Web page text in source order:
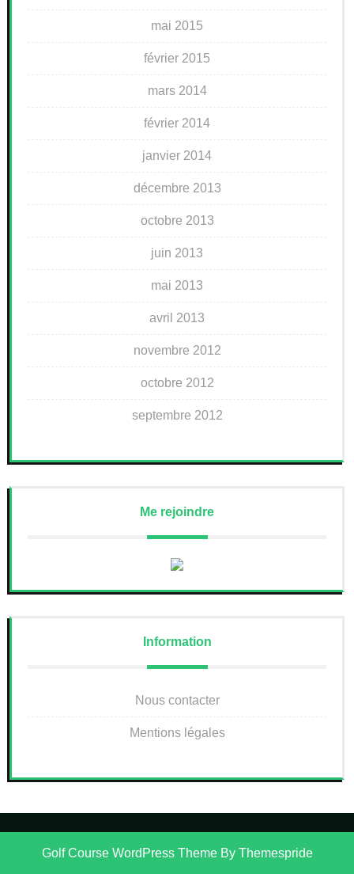
mai 2015
février 2015
mars 2014
février 2014
janvier 2014
décembre 2013
octobre 2013
juin 2013
mai 2013
avril 2013
novembre 2012
octobre 2012
septembre 2012
Me rejoindre
Information
Nous contacter
Mentions légales
Golf Course WordPress ThemeBy Themespride